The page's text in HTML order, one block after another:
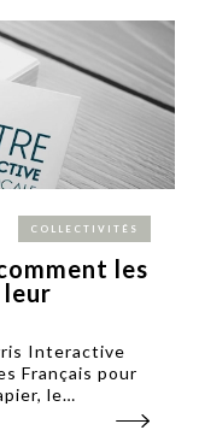
COLLECTIVITÉS
les
leur
Interactive
Français pour
le
les collectivités